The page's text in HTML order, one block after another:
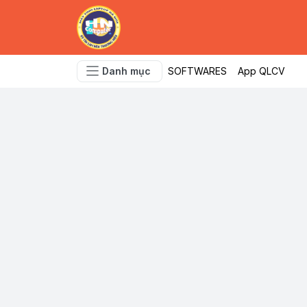
Danh mục SOFTWARES App QLCV